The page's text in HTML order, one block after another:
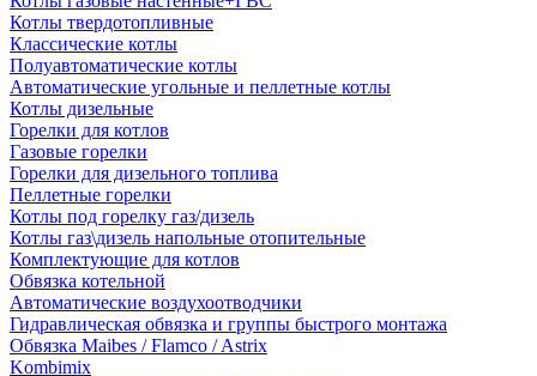
Котлы твердотопливные
Классические котлы
Полуавтоматические котлы
Автоматические угольные и пеллетные котлы
Котлы дизельные
Горелки для котлов
Газовые горелки
Горелки для дизельного топлива
Пеллетные горелки
Котлы под горелку газ/дизель
Котлы газ\дизель напольные отопительные
Комплектующие для котлов
Обвязка котельной
Автоматические воздухоотводчики
Гидравлическая обвязка и группы быстрого монтажа
Обвязка Maibes / Flamco / Astrix
Kombimix